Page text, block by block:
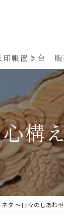
印帳置き台 販
構
タ ～日々のしあわ